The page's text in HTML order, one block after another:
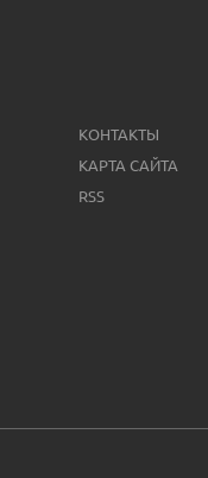
КОНТАКТЫ
КАРТА САЙТА
RSS